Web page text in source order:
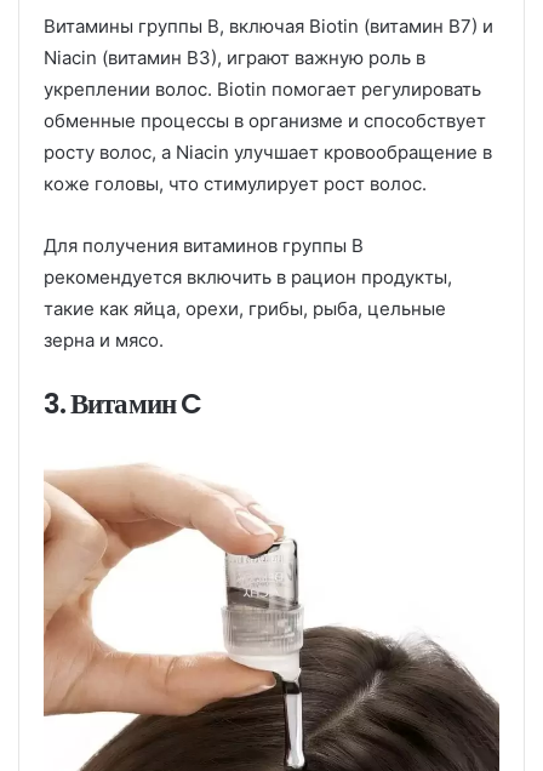
Витамины группы B, включая Biotin (витамин B7) и
Niacin (витамин B3), играют важную роль в
укреплении волос. Biotin помогает регулировать
обменные процессы в организме и способствует
росту волос, а Niacin улучшает кровообращение в
коже головы, что стимулирует рост волос.
Для получения витаминов группы B
рекомендуется включить в рацион продукты,
такие как яйца, орехи, грибы, рыба, цельные
зерна и мясо.
3. Витамин C